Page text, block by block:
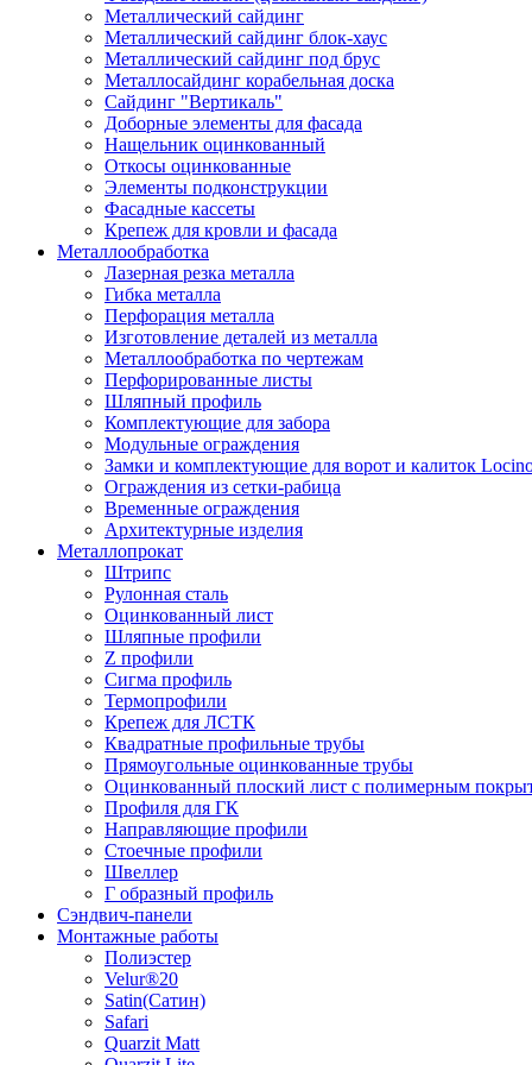
Металлический сайдинг
Металлический сайдинг блок-хаус
Металлический сайдинг под брус
Металлосайдинг корабельная доска
Сайдинг "Вертикаль"
Доборные элементы для фасада
Нащельник оцинкованный
Откосы оцинкованные
Элементы подконструкции
Фасадные кассеты
Крепеж для кровли и фасада
Металлообработка
Лазерная резка металла
Гибка металла
Перфорация металла
Изготовление деталей из металла
Металлообработка по чертежам
Перфорированные листы
Шляпный профиль
Комплектующие для забора
Модульные ограждения
Замки и комплектующие для ворот и калиток
Ограждения из сетки-рабица
Временные ограждения
Архитектурные изделия
Металлопрокат
Штрипс
Рулонная сталь
Оцинкованный лист
Шляпные профили
Z профили
Сигма профиль
Термопрофили
Крепеж для ЛСТК
Квадратные профильные трубы
Прямоугольные оцинкованные трубы
Оцинкованный плоский лист с полимерным
Профиля для ГК
Направляющие профили
Стоечные профили
Швеллер
Г образный профиль
Сэндвич-панели
Монтажные работы
Полиэстер
Velur®20
Satin(Сатин)
Safari
Quarzit Matt